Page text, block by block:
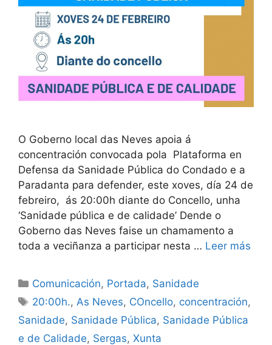
O Goberno local das Neves apoia á
concentración convocada pola Plataforma en
Defensa da Sanidade Pública do Condado e a
Paradanta para defender, este xoves, día 24 de
febreiro, ás 20:00h diante do Concello, unha
‘Sanidade pública e de calidade’ Dende o
Goberno das Neves faise un chamamento a
toda a veciñanza a participar nesta … Leer más
Comunicación, Portada, Sanidade
20:00h., As Neves, COncello, concentración,
Sanidade, Sanidade Pública, Sanidade Pública
e de Calidade, Sergas, Xunta